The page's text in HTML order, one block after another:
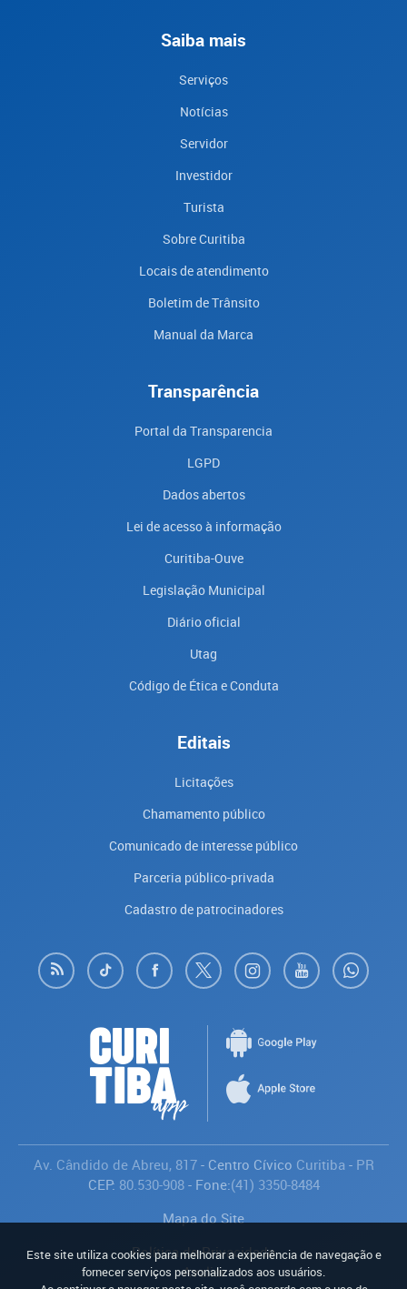
Saiba mais
Serviços
Notícias
Servidor
Investidor
Turista
Sobre Curitiba
Locais de atendimento
Boletim de Trânsito
Manual da Marca
Transparência
Portal da Transparencia
LGPD
Dados abertos
Lei de acesso à informação
Curitiba-Ouve
Legislação Municipal
Diário oficial
Utag
Código de Ética e Conduta
Editais
Licitações
Chamamento público
Comunicado de interesse público
Parceria público-privada
Cadastro de patrocinadores
Av. Cândido de Abreu, 817- Centro Cívico Curitiba - PR
CEP: 80.530-908- Fone:(41) 3350-8484
Mapa do Site
Política de Privacidade
Avaliar
Este site utiliza cookies para melhorar a experiência de navegação e
fornecer serviços personalizados aos usuários.